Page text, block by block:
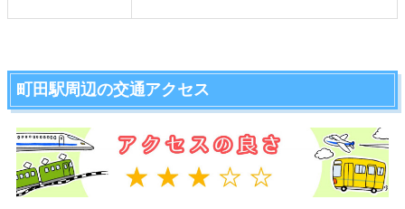
町田駅周辺の交通アクセス